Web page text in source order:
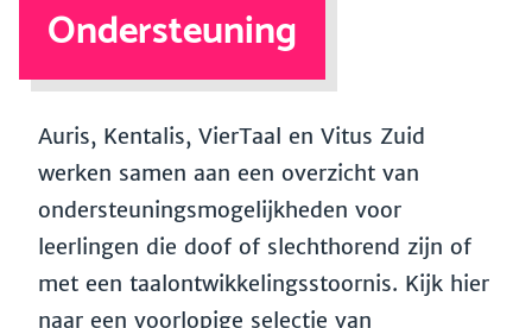
Ondersteuning
Auris, Kentalis, VierTaal en Vitus Zuid
werken samen aan een overzicht van
ondersteuningsmogelijkheden voor
leerlingen die doof of slechthorend zijn of
met een taalontwikkelingsstoornis. Kijk hier
naar een voorlopige selectie van